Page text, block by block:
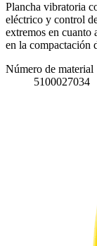
Plancha vibratoria
eléctrico y control
extremos en cuanto
en la compactación
Número de material
5100027034